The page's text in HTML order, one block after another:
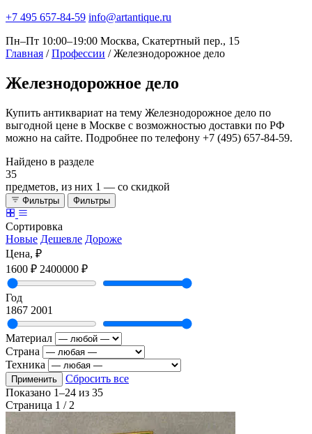
+7 495 657-84-59 info@artantique.ru
Пн–Пт 10:00–19:00 Москва, Скатертный пер., 15
Главная / Профессии / Железнодорожное дело
Железнодорожное дело
Купить антиквариат на тему Железнодорожное дело по
выгодной цене в Москве с возможностью доставки по РФ
можно на сайте. Подробнее по телефону +7 (495) 657-84-59.
Найдено в разделе
35
предметов, из них 1 — со скидкой
Фильтры Фильтры
Сортировка
Новые Дешевле Дороже
Цена, ₽
1600 ₽ 2400000 ₽
Год
1867 2001
Материал
Страна
Техника
Применить
Сбросить все
Показано 1–24 из 35
Страница 1 / 2